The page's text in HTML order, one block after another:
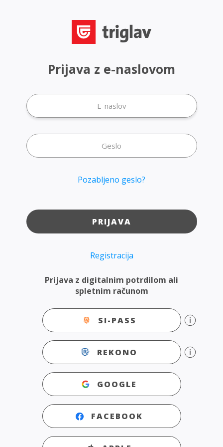
Prijava z digitalnim potrdilom ali
spletnim računom
SI-PASS
REKONO
GOOGLE
FACEBOOK
Prijava z e-naslovom
Pozabljeno geslo?
PRIJAVA
Registracija